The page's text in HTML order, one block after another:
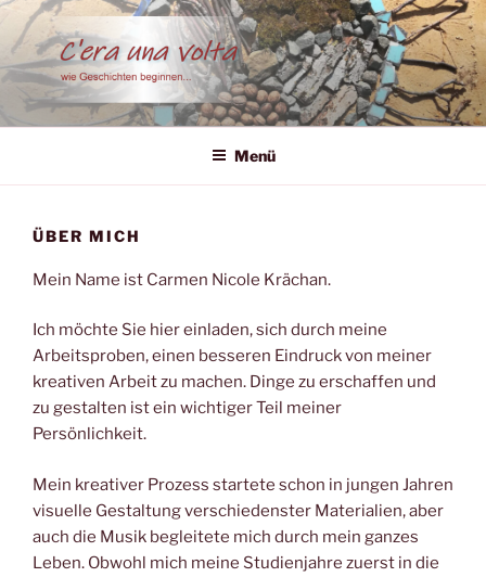
Zum
Inhalt
springen
C'ERA UNA VOLTA…
so beginnen Geschichten
Menü
ÜBER MICH
Mein Name ist Carmen Nicole Krächan.
Ich möchte Sie hier einladen, sich durch meine
Arbeitsproben, einen besseren Eindruck von meiner
kreativen Arbeit zu machen. Dinge zu erschaffen und
zu gestalten ist ein wichtiger Teil meiner
Persönlichkeit.
Mein kreativer Prozess startete schon in jungen Jahren
visuelle Gestaltung verschiedenster Materialien, aber
auch die Musik begleitete mich durch mein ganzes
Leben. Obwohl mich meine Studienjahre zuerst in die